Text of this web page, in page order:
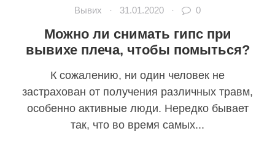
Вывих · 31.01.2020 · 0
Можно ли снимать гипс при
вывихе плеча, чтобы помыться?
К сожалению, ни один человек не
застрахован от получения различных травм,
особенно активные люди. Нередко бывает
так, что во время самых...